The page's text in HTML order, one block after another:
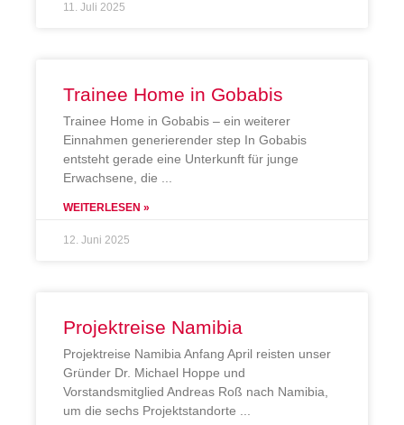
11. Juli 2025
Trainee Home in Gobabis
Trainee Home in Gobabis – ein weiterer
Einnahmen generierender step In Gobabis
entsteht gerade eine Unterkunft für junge
Erwachsene, die
WEITERLESEN »
12. Juni 2025
Projektreise Namibia
Projektreise Namibia Anfang April reisten unser
Gründer Dr. Michael Hoppe und
Vorstandsmitglied Andreas Roß nach Namibia,
um die sechs Projektstandorte